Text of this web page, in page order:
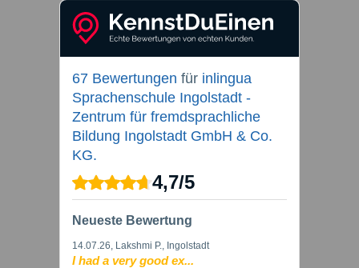
67 Bewertungen für inlingua
Sprachenschule Ingolstadt -
Zentrum für fremdsprachliche
Bildung Ingolstadt GmbH & Co.
KG.
4,7/5
Neueste Bewertung
14.07.26, Lakshmi P., Ingolstadt
I had a very good ex...